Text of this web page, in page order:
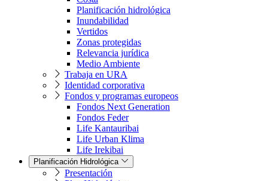
Planificación hidrológica
Inundabilidad
Vertidos
Zonas protegidas
Relevancia jurídica
Medio Ambiente
Trabaja en URA
Identidad corporativa
Fondos y programas europeos
Fondos Next Generation
Fondos Feder
Life Kantauribai
Life Urban Klima
Life Irekibai
Planificación Hidrológica
Presentación